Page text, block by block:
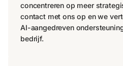
concentreren op meer
contact met ons op en we
AI-aangedreven
bedrijf.